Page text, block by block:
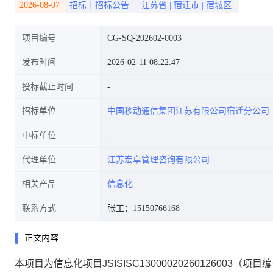
2026-08-07 招标｜招标公告 江苏省 宿迁市 宿城区
项目编号 CG-SQ-202602-0003
发布时间 2026-02-11 08:22:47
投标截止时间
招标单位 中国移动通信集团江苏有限公司宿迁分公司
中标单位
代理单位 江苏宏卓管理咨询有限公司
相关产品 信息化
联系方式 张工：15150766168
正文内容
本项目为信息化项目JSISISC13000020260126003（项目